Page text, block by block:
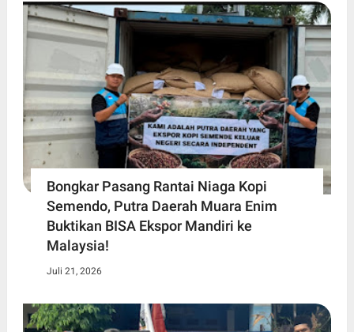
Bongkar Pasang Rantai Niaga Kopi
Semendo, Putra Daerah Muara Enim
Buktikan BISA Ekspor Mandiri ke
Malaysia!
Juli 21, 2026